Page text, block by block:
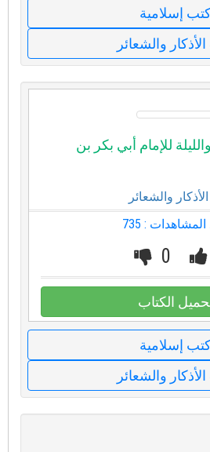
إسلامية
والشعائر
للإمام أبي بكر بن
والشعائر
: 735
0
الكتاب
إسلامية
والشعائر